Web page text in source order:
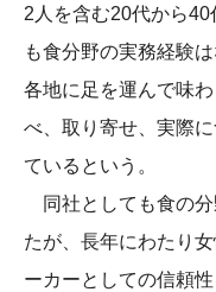
2人を含む20代から
も食分野の実務経験
各地に足を運んで味
べ、取り寄せ、実際
ているという。
同社としても食の分
たが、長年にわたり
ーカーとしての信頼